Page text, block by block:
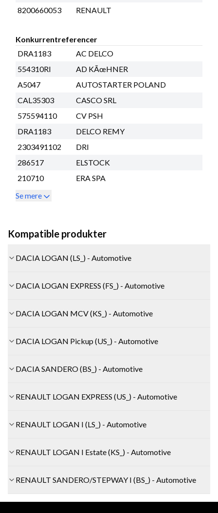
8200660053
RENAULT
Konkurrentreferencer
DRA1183
AC DELCO
554310RI
AD KÃœHNER
A5047
AUTOSTARTER POLAND
CAL35303
CASCO SRL
575594110
CV PSH
DRA1183
DELCO REMY
2303491102
DRI
286517
ELSTOCK
210710
ERA SPA
Se mere
Kompatible produkter
DACIA LOGAN (LS_) - Automotive
DACIA LOGAN EXPRESS (FS_) - Automotive
DACIA LOGAN MCV (KS_) - Automotive
DACIA LOGAN Pickup (US_) - Automotive
DACIA SANDERO (BS_) - Automotive
RENAULT LOGAN EXPRESS (US_) - Automotive
RENAULT LOGAN I (LS_) - Automotive
RENAULT LOGAN I Estate (KS_) - Automotive
RENAULT SANDERO/STEPWAY I (BS_) - Automotive